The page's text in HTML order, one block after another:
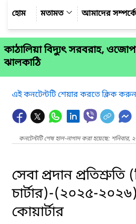
মতামত
আমাদের
কাঠালিয়া বিদ্যুৎ সরবরাহ,
ঝালকাঠি
এই কনটেন্টটি শেয়ার করতে ক্লিক করুন
কনটেন্টটি শেষ হাল-নাগাদ করা হয়েছে:
সেবা প্রদান
চার্টার)-(২০২৫-
কোয়ার্টার